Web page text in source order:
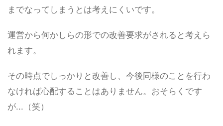
までなってしまうとは考えにくいです。
運営から何かしらの形での改善要求がされると考えら
れます。
その時点でしっかりと改善し、今後同様のことを行わ
なければ心配することはありません。おそらくです
が...（笑）